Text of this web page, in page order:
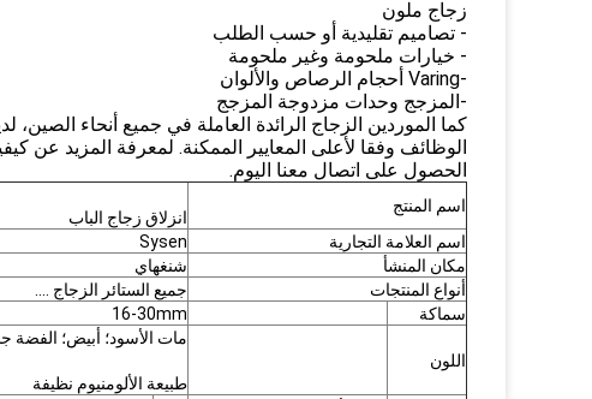
زجاج ملون
- تصاميم تقليدية أو حسب الطلب
- خيارات ملحومة وغير ملحومة
-Varing أحجام الرصاص والألوان
-المزجج وحدات مزدوجة المزجج
كما الموردين الزجاج الرائدة العاملة في جميع أنحاء الصين،
الوظائف وفقا لأعلى المعايير الممكنة. لمعرفة المزيد عن
الحصول على اتصال معنا اليوم.
اسم المنتج
انزلاق زجاج الباب
اسم العلامة التجارية
Sysen
مكان المنشأ
شنغهاي
أنواع المنتجات
جميع الستائر الزجاج ....
سماكة
16-30mm
اللون
مات الأسود؛ أبيض؛ الفضة
طبيعة الألومنيوم نظيفة